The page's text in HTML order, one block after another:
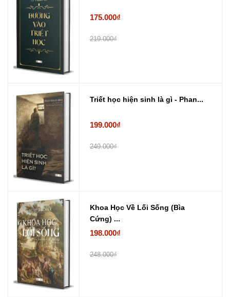
175.000₫
219.000₫
Triết học hiện sinh là gì - Phan...
199.000₫
249.000₫
Khoa Học Về Lối Sống (Bìa
Cứng) ...
198.000₫
248.000₫